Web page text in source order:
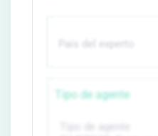
Tipo de agente